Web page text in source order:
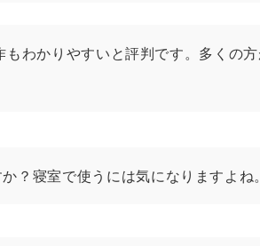
わかりやすいと評判です。多くの
？寝室で使うには気になりますよね。